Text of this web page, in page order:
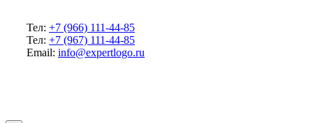
Тел: +7 (966) 111-44-85
Тел: +7 (967) 111-44-85
Email: info@expertlogo.ru